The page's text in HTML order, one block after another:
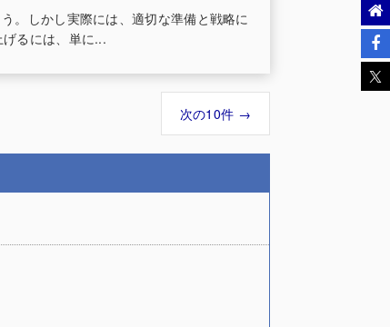
。しかし実際には、適切な準備と戦略に
るには、単に...
次の10件 →